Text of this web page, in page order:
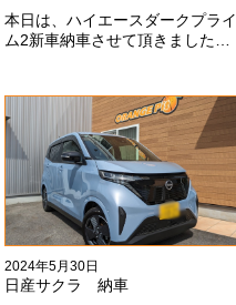
本日は、ハイエースダークプライ
ム2新車納車させて頂きました！
ました#x1f60a;
2024年5月30日
日産サクラ 納車